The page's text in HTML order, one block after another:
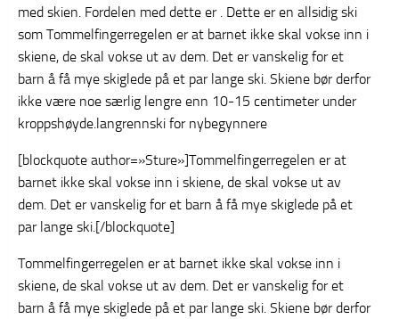
med skien. Fordelen med dette er . Dette er en allsidig ski
som Tommelfingerregelen er at barnet ikke skal vokse inn i
skiene, de skal vokse ut av dem. Det er vanskelig for et
barn å få mye skiglede på et par lange ski. Skiene bør derfor
ikke være noe særlig lengre enn 10-15 centimeter under
kroppshøyde.langrennski for nybegynnere
[blockquote author=»Sture»]Tommelfingerregelen er at
barnet ikke skal vokse inn i skiene, de skal vokse ut av
dem. Det er vanskelig for et barn å få mye skiglede på et
par lange ski.[/blockquote]
Tommelfingerregelen er at barnet ikke skal vokse inn i
skiene, de skal vokse ut av dem. Det er vanskelig for et
barn å få mye skiglede på et par lange ski. Skiene bør derfor